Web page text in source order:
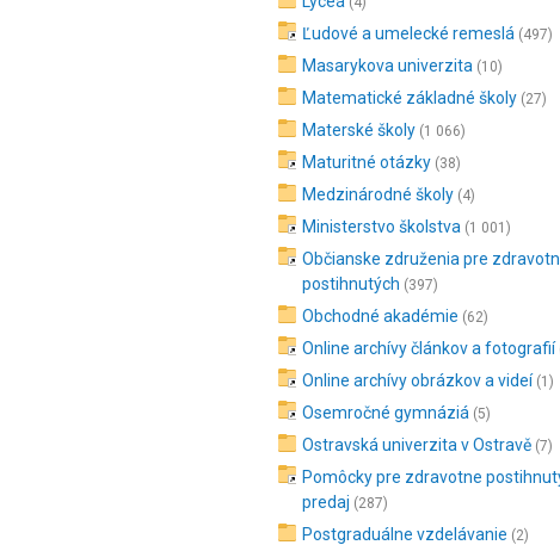
Ľudové a umelecké remeslá (497)
Masarykova univerzita (10)
Matematické základné školy (27)
Materské školy (1 066)
Maturitné otázky (38)
Medzinárodné školy (4)
Ministerstvo školstva (1 001)
Občianske združenia pre
postihnutých (397)
Obchodné akadémie (62)
Online archívy článkov a fotografií
Online archívy obrázkov a videí (1)
Osemročné gymnáziá (5)
Ostravská univerzita v Ostravě (7)
Pomôcky pre zdravotne
predaj (287)
Postgraduálne vzdelávanie (2)